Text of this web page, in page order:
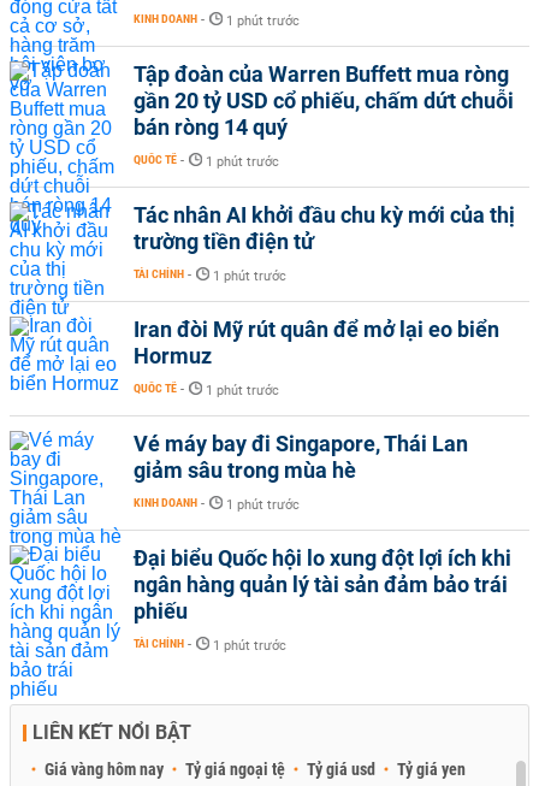
KINH DOANH - 1 phút trước
Tập đoàn của Warren Buffett mua ròng
gần 20 tỷ USD cổ phiếu, chấm dứt chuỗi
bán ròng 14 quý
QUỐC TẾ - 1 phút trước
Tác nhân AI khởi đầu chu kỳ mới của thị
trường tiền điện tử
TÀI CHÍNH - 1 phút trước
Iran đòi Mỹ rút quân để mở lại eo biển
Hormuz
QUỐC TẾ - 1 phút trước
Vé máy bay đi Singapore, Thái Lan
giảm sâu trong mùa hè
KINH DOANH - 1 phút trước
Đại biểu Quốc hội lo xung đột lợi ích khi
ngân hàng quản lý tài sản đảm bảo trái
phiếu
TÀI CHÍNH - 1 phút trước
LIÊN KẾT NỔI BẬT
Giá vàng hôm nay Tỷ giá ngoại tệ Tỷ giá usd Tỷ giá yen